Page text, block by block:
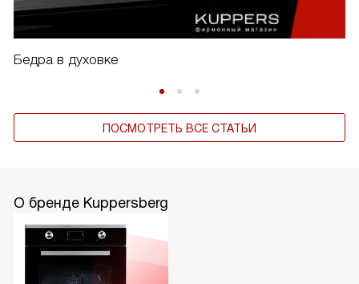
Бедра в духовке
ПОСМОТРЕТЬ ВСЕ СТАТЬИ
О бренде Kuppersberg